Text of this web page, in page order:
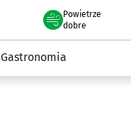
Powietrze
we Wrocławiu
dobre
Gastronomia